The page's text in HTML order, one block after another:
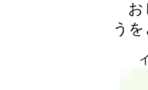
お
うを